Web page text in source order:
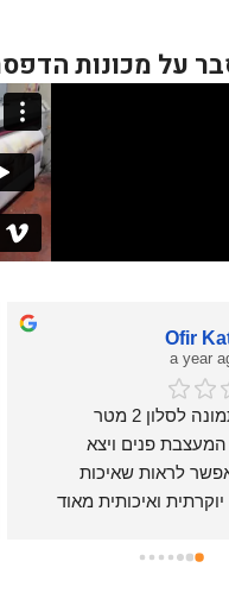
על מכונות
גלריה
Ofir
a year
הזמנתי תמונה לסלון 2 מטר
בהמלצת המעצבת פנים ויצא
מטורף!! אפשר לראות שאיכות
ההדפסה יוקרתית ואיכותית מאוד